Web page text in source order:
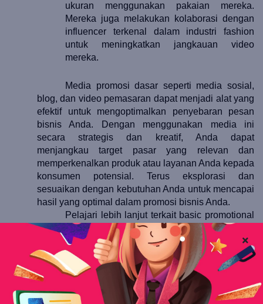
ukuran menggunakan pakaian mereka.
Mereka juga melakukan kolaborasi dengan
influencer terkenal dalam industri fashion
untuk meningkatkan jangkauan video
mereka.
Media promosi dasar seperti media sosial,
blog, dan video pemasaran dapat menjadi alat yang
efektif untuk mengoptimalkan penyebaran pesan
bisnis Anda. Dengan menggunakan media ini
secara strategis dan kreatif, Anda dapat
menjangkau target pasar yang relevan dan
memperkenalkan produk atau layanan Anda kepada
konsumen potensial. Terus eksplorasi dan
sesuaikan dengan kebutuhan Anda untuk mencapai
hasil yang optimal dalam promosi bisnis Anda.
Pelajari lebih lanjut terkait basic promotional
media lainnya atau persiapkan diri sebagai
wirausahawan di Akademi Marica!  Akses
coursenya di akademi.marica.id sekarang!